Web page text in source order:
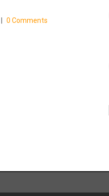
0 Comments